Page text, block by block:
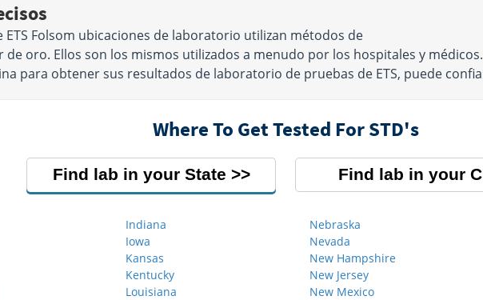
ETS Folsom ubicaciones de laboratorio utilizan métodos de
de oro. Ellos son los mismos utilizados a menudo por los hospitales y
para obtener sus resultados de laboratorio de pruebas de ETS, puede
Where To Get Tested For STD's
Find lab in your State Find lab in your
Indiana
Iowa
Kansas
Kentucky
Louisiana
Nebraska
Nevada
New Hampshire
New Jersey
New Mexico